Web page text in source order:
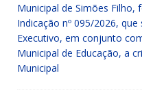
Municipal de Simões Filho,
Indicação nº 095/2026,
Executivo, em conjunto
Municipal de Educação, a
Municipal